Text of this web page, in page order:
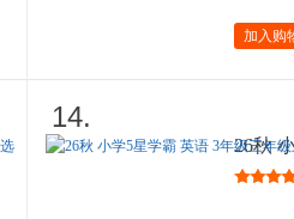
加入购
14.
26秋
江苏